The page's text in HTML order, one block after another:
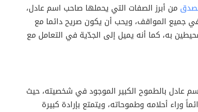
من أبرز الصفات التي يحملها صاحب اسم عادل،
جميع المواقف، ويحب أن يكون صريح دائما مع
به، كما أنه يميل إلى الجدّية في التعامل مع
عادل بالطموح الكبير الموجود في شخصيته، حيث
وراء أحلامه وطموحاته، ويتمتع بإرادة كبيرة